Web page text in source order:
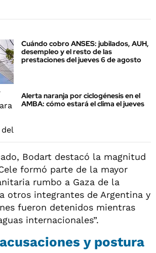
Cuándo cobro ANSES: jubilados, AUH,
desempleo y el resto de las
prestaciones del jueves 6 de agosto
Alerta naranja por ciclogénesis en el
AMBA: cómo estará el clima el jueves
Bodart destacó la magnitud
formó parte de la mayor
rumbo a Gaza de la
otros integrantes de Argentina y
fueron detenidos mientras
internacionales”.
y postura